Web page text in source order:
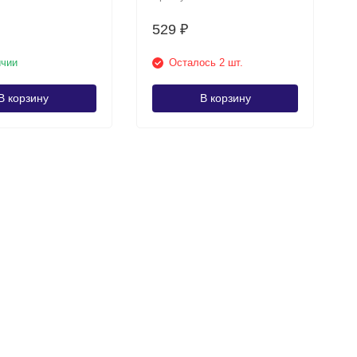
корзину
529₽
Осталось 2 шт.
В корзину